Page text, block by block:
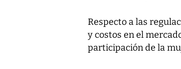
Respecto a las
y costos en el
participación de la